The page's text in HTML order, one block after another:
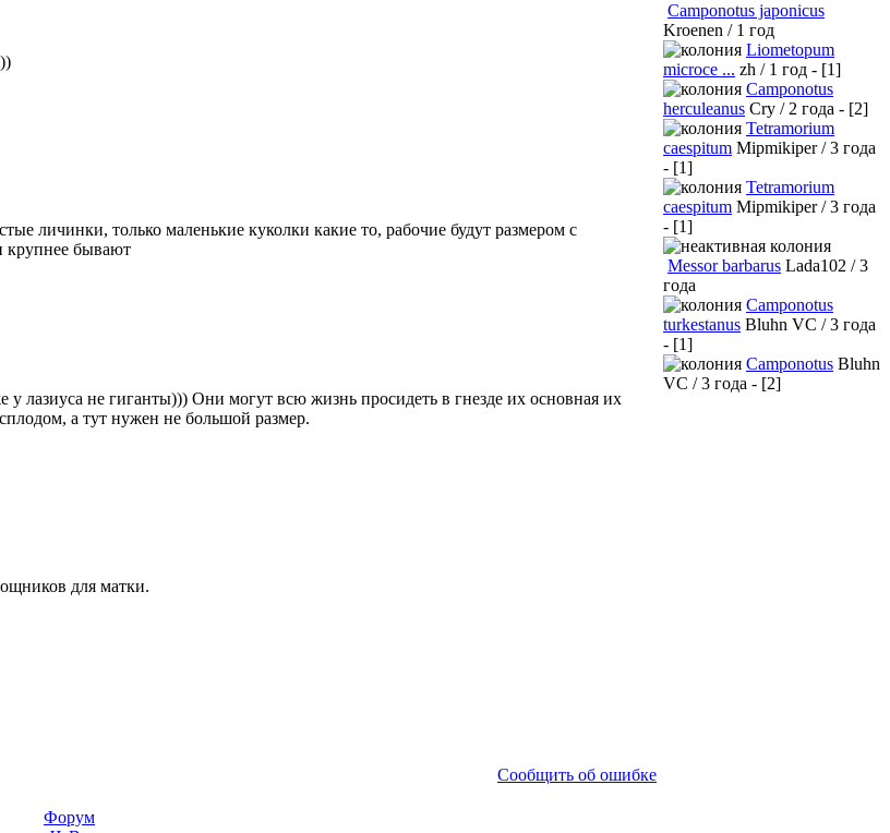
личинки, только маленькие куколки какие то, рабочие будут размером с
крупнее бывают
лазиуса не гиганты))) Они могут всю жизнь просидеть в гнезде их основная их
а тут нужен не большой размер.
для матки.
Сообщить об ошибке
Camponotus japonicus
Kroenen / 1 год
Liometopum
microce ... zh / 1 год - [1]
Camponotus
herculeanus Cry / 2 года - [2]
Tetramorium
caespitum Mipmikiper / 3 года
- [1]
Tetramorium
caespitum Mipmikiper / 3 года
- [1]
Messor barbarus Lada102 / 3
года
Camponotus
turkestanus Bluhn VC / 3 года
- [1]
Camponotus Bluhn
VC / 3 года - [2]
Форум